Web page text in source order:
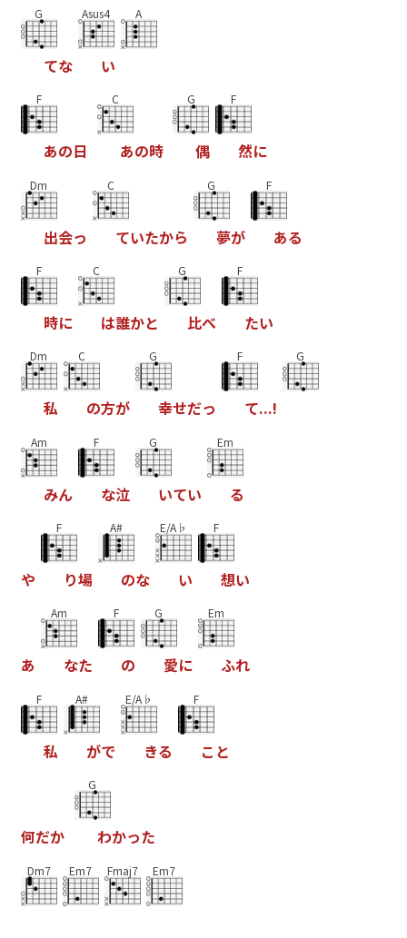
G
てな
Asus4
い
A
F
あの日
C
あの時
G
偶
F
然に
Dm
出会っ
C
ていたから
G
夢が
F
ある
F
時に
C
は誰かと
G
比べ
F
たい
Dm
私
C
の方が
G
幸せだっ
F
て...!
G
Am
みん
F
な泣
G
いてい
Em
る
や
F
り場
A#
のな
E/A♭
い
F
想い
あ
Am
なた
F
の
G
愛に
Em
ふれ
F
私
A#
がで
E/A♭
きる
F
こ と
何だか
G
わかった
Dm7 Em7 Fmaj7 Em7